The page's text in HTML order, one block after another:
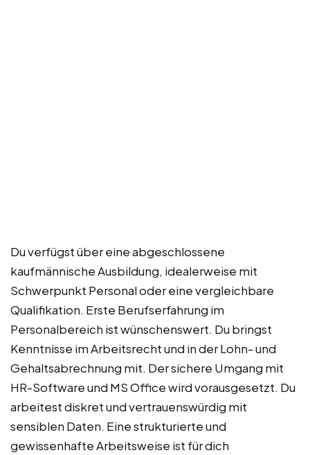
Du verfügst über eine abgeschlossene
kaufmännische Ausbildung, idealerweise mit
Schwerpunkt Personal oder eine vergleichbare
Qualifikation. Erste Berufserfahrung im
Personalbereich ist wünschenswert. Du bringst
Kenntnisse im Arbeitsrecht und in der Lohn- und
Gehaltsabrechnung mit. Der sichere Umgang mit
HR-Software und MS Office wird vorausgesetzt. Du
arbeitest diskret und vertrauenswürdig mit
sensiblen Daten. Eine strukturierte und
gewissenhafte Arbeitsweise ist für dich